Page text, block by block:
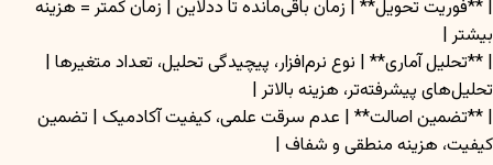
| **فوریت تحویل** | زمان باقی‌مانده تا ددلاین | زمان کمتر = هزینه
بیشتر |
| **تحلیل آماری** | نوع نرم‌افزار، پیچیدگی تحلیل، تعداد متغیرها |
تحلیل‌های پیشرفته‌تر، هزینه بالاتر |
| **تضمین اصالت** | عدم سرقت علمی، کیفیت آکادمیک | تضمین
کیفیت، هزینه منطقی و شفاف |